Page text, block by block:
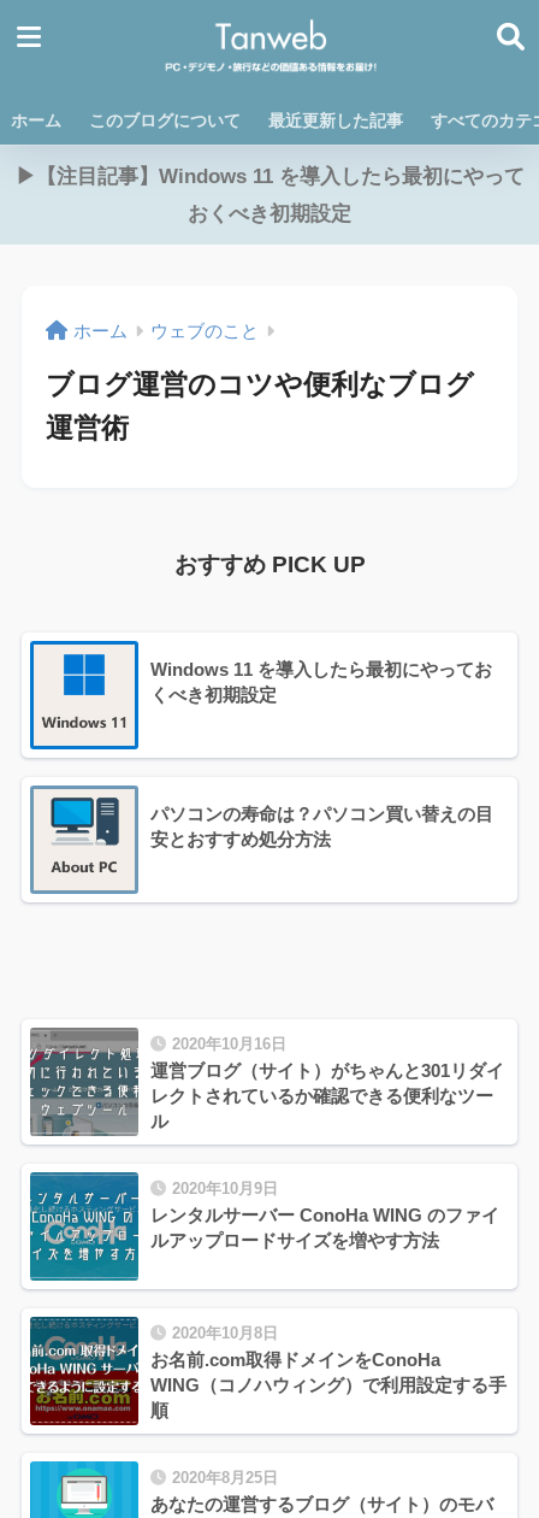
ホーム このブログについて 最近更新した記事 すべてのカテ
▶【注目記事】Windows 11 を導入したら最初にやって
おくべき初期設定
ホーム ウェブのこと
ブログ運営のコツや便利なブログ
運営術
おすすめ PICK UP
Windows 11 を導入したら最初にやってお
くべき初期設定
パソコンの寿命は？パソコン買い替えの目
安とおすすめ処分方法
2020年10月16日
運営ブログ（サイト）がちゃんと301リダイ
レクトされているか確認できる便利なツー
ル
2020年10月9日
レンタルサーバー ConoHa WING のファイ
ルアップロードサイズを増やす方法
2020年10月8日
お名前.com取得ドメインをConoHa
WING（コノハウィング）で利用設定する手
順
2020年8月25日
あなたの運営するブログ（サイト）のモバ